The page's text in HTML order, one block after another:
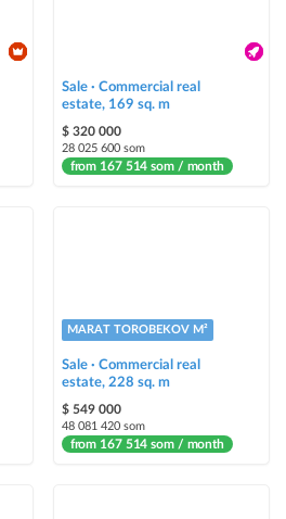
Sale · Commercial real
estate, 169 sq. m
$ 320 000
28 025 600 som
from 167 514 som / month
MARAT TOROBEKOV M²
Sale · Commercial real
estate, 228 sq. m
$ 549 000
48 081 420 som
from 167 514 som / month